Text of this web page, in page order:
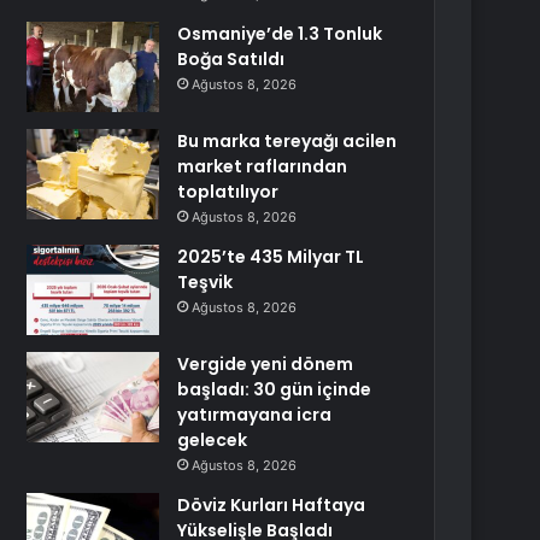
Osmaniye’de 1.3 Tonluk
Boğa Satıldı
Ağustos 8, 2026
Bu marka tereyağı acilen
market raflarından
toplatılıyor
Ağustos 8, 2026
2025’te 435 Milyar TL
Teşvik
Ağustos 8, 2026
Vergide yeni dönem
başladı: 30 gün içinde
yatırmayana icra
gelecek
Ağustos 8, 2026
Döviz Kurları Haftaya
Yükselişle Başladı